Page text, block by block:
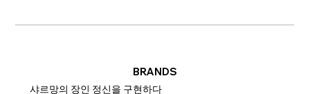
BRANDS
샤르망의 장인 정신을 구현하다